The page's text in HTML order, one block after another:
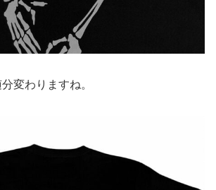
変わりますね。